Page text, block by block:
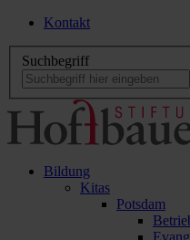
Kontakt
Suchbegriff
Bildung
Kitas
Potsdam